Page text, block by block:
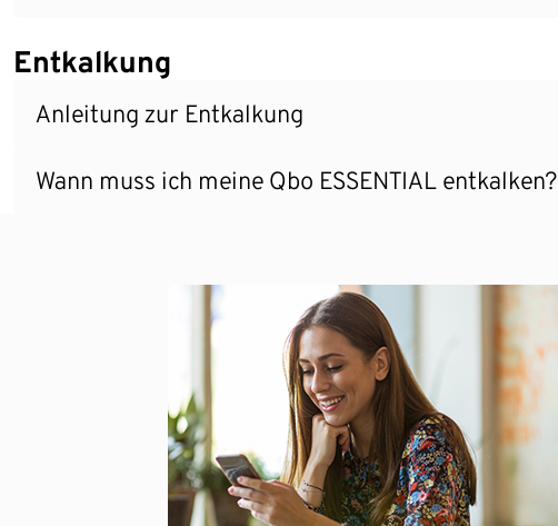
Entkalkung
Anleitung zur Entkalkung
Wann muss ich meine Qbo ESSENTIAL entkalken?